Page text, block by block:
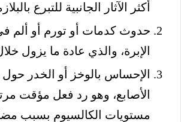
أكثر الآثار الجانبية للتبرع
حدوث كدمات أو تورم أو ألم
الإبرة، والذي عادة ما يزول
الإحساس بالوخز أو الخدر
الأصابع، وهو رد فعل مؤقت
مستويات الكالسيوم بسبب